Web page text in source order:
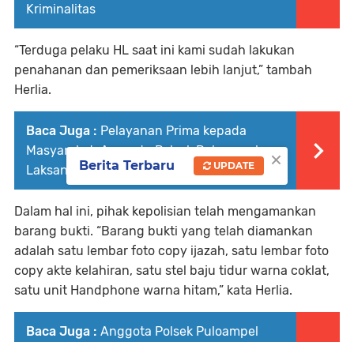
Kriminalitas
“Terduga pelaku HL saat ini kami sudah lakukan
penahanan dan pemeriksaan lebih lanjut,” tambah
Herlia.
Baca Juga : Pelayanan Prima kepada
Masyarakat, Anggota Polsek Puloampel
Laksanakan Gatur Lalu Lintas
Dalam hal ini, pihak kepolisian telah mengamankan
barang bukti. “Barang bukti yang telah diamankan
adalah satu lembar foto copy ijazah, satu lembar foto
copy akte kelahiran, satu stel baju tidur warna coklat,
satu unit Handphone warna hitam,” kata Herlia.
Baca Juga : Anggota Polsek Puloampel
×
Berita Terbaru UPDATE